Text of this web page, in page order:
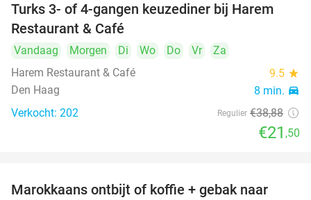
45%
Turks 3- of 4-gangen keuzediner bij Harem
Restaurant & Café
Vandaag Morgen Di Wo Do Vr
Za
Harem Restaurant & Café
9.5 star
Den Haag 8 min. directions_car
Verkocht: 202 Regulier €38,88
€21 ,50
Marokkaans ontbijt of koffie + gebak naar